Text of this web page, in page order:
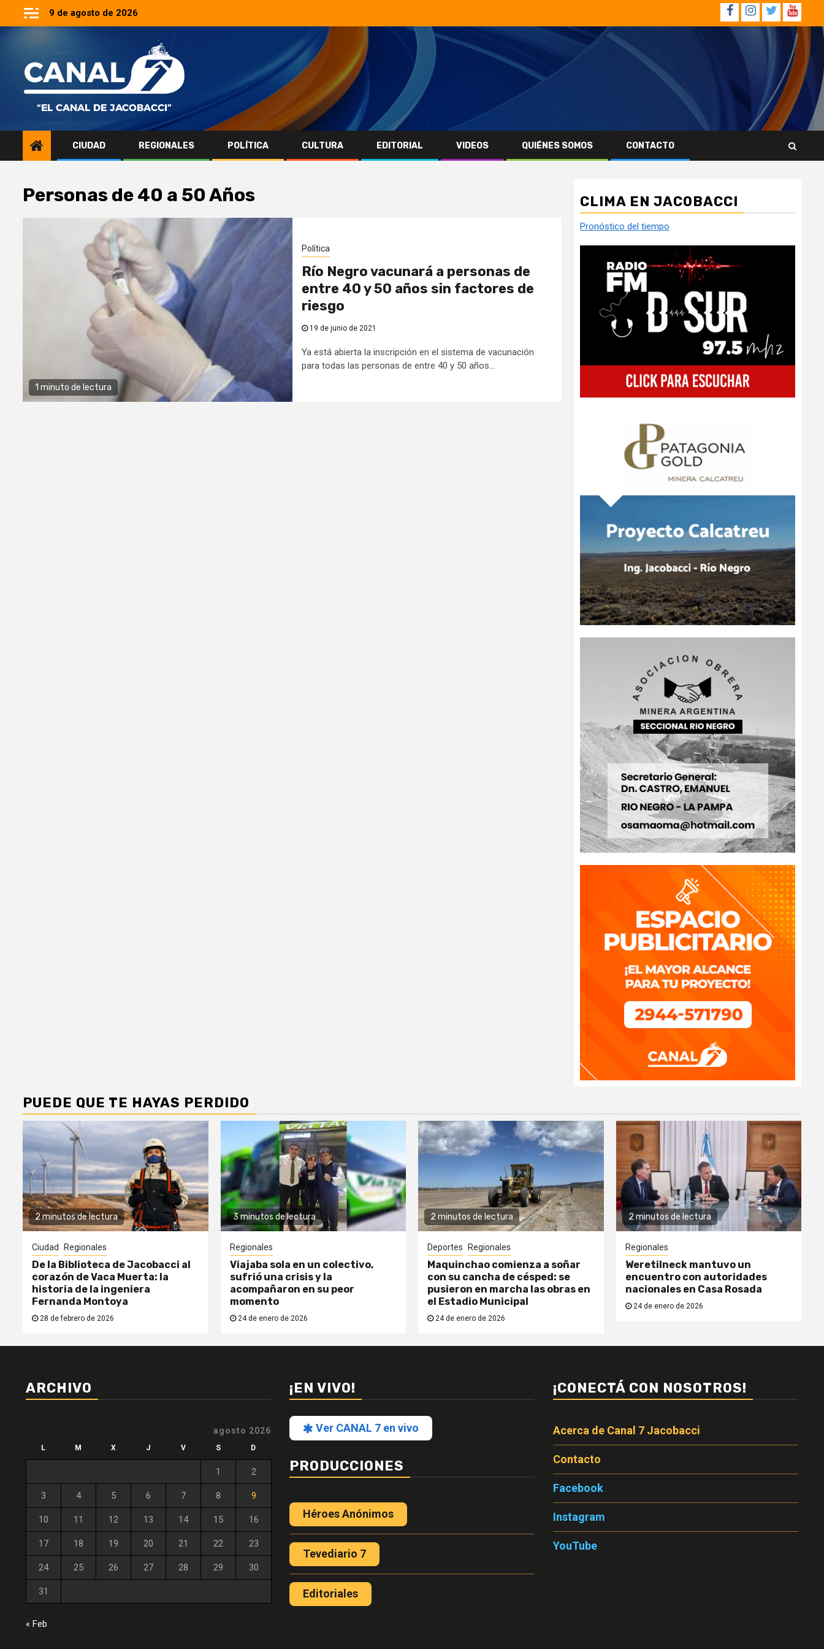
9 de agosto de 2026 Facebook
Instagram
Twitter
CIUDAD REGIONALES POLÍTICA CULTURA EDITORIAL VIDEOS QUIÉNES SOMOS CONTACTO
Personas de 40 a 50 Años
1 minuto de lectura
Política
Río Negro vacunará a personas de
entre 40 y 50 años sin factores de
riesgo
19 de junio de 2021
Ya está abierta la inscripción en el sistema de vacunación
para todas las personas de entre 40 y 50 años...
CLIMA EN JACOBACCI
Pronóstico del tiempo
PUEDE QUE TE HAYAS PERDIDO
2 minutos de lectura
Ciudad Regionales
De la Biblioteca de Jacobacci al
corazón de Vaca Muerta: la
historia de la ingeniera
Fernanda Montoya
28 de febrero de 2026
3 minutos de lectura
Regionales
Viajaba sola en un colectivo,
sufrió una crisis y la
acompañaron en su peor
momento
24 de enero de 2026
2 minutos de lectura
Deportes Regionales
Maquinchao comienza a soñar
con su cancha de césped: se
pusieron en marcha las obras en
el Estadio Municipal
24 de enero de 2026
2 minutos de lectura
Regionales
Weretilneck mantuvo un
encuentro con autoridades
nacionales en Casa Rosada
24 de enero de 2026
ARCHIVO
agosto 2026
L M X J V S D
1 2
3 4 5 6 7 8 9
10 11 12 13 14 15 16
17 18 19 20 21 22 23
24 25 26 27 28 29 30
31
« Feb
¡EN VIVO!
Ver CANAL 7 en vivo
PRODUCCIONES
Héroes Anónimos
Tevediario 7
Editoriales
¡CONECTÁ CON NOSOTROS!
Acerca de Canal 7 Jacobacci
Contacto
Facebook
Instagram
YouTube